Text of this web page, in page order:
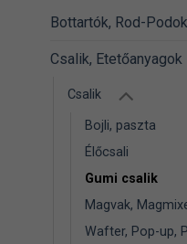
Bottartók, Rod-Podok
Csalik, Etetőanyagok
Csalik
Bojli, paszta
Élőcsali
Gumi csalik
Magvak,
Wafter, Pop-up,